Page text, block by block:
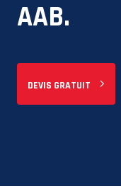
AAB.
DEVIS GRATUIT